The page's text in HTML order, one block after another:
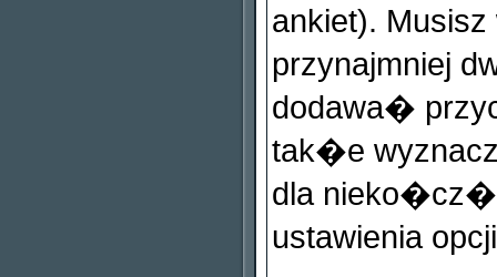
ankiet).
przynajmniej
dodawa�
tak�e
dla
ustawienia